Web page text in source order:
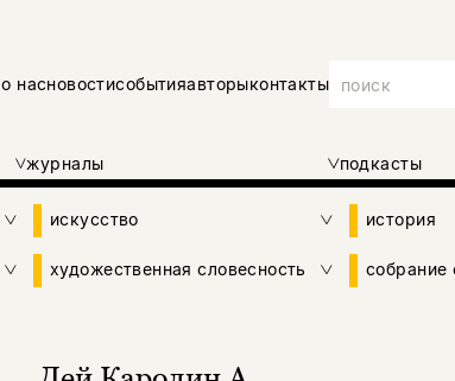
о насновостисобытияавторыконтакты
журналы подкасты
искусство история
художественная словесность собрание